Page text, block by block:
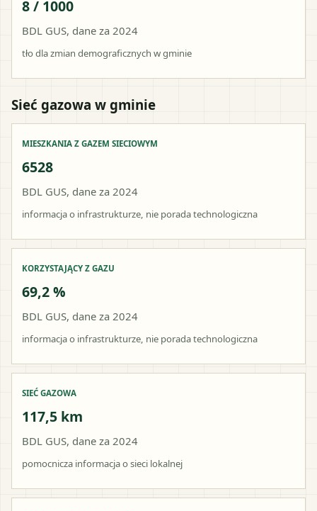
8 / 1000
BDL GUS, dane za 2024
tło dla zmian demograficznych w gminie
Sieć gazowa w gminie
MIESZKANIA Z GAZEM SIECIOWYM
6528
BDL GUS, dane za 2024
informacja o infrastrukturze, nie porada technologiczna
KORZYSTAJĄCY Z GAZU
69,2 %
BDL GUS, dane za 2024
informacja o infrastrukturze, nie porada technologiczna
SIEĆ GAZOWA
117,5 km
BDL GUS, dane za 2024
pomocnicza informacja o sieci lokalnej